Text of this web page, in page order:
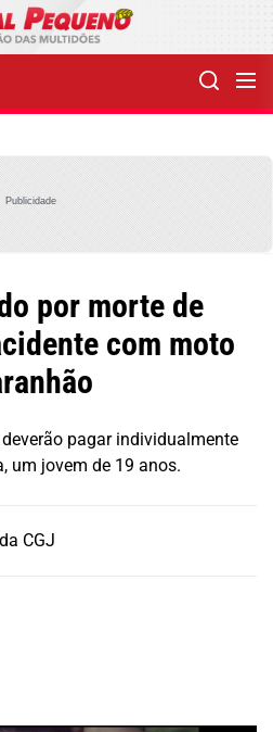
Publicidade
por morte de
com moto
pagar individualmente
um jovem de 19 anos.
CGJ